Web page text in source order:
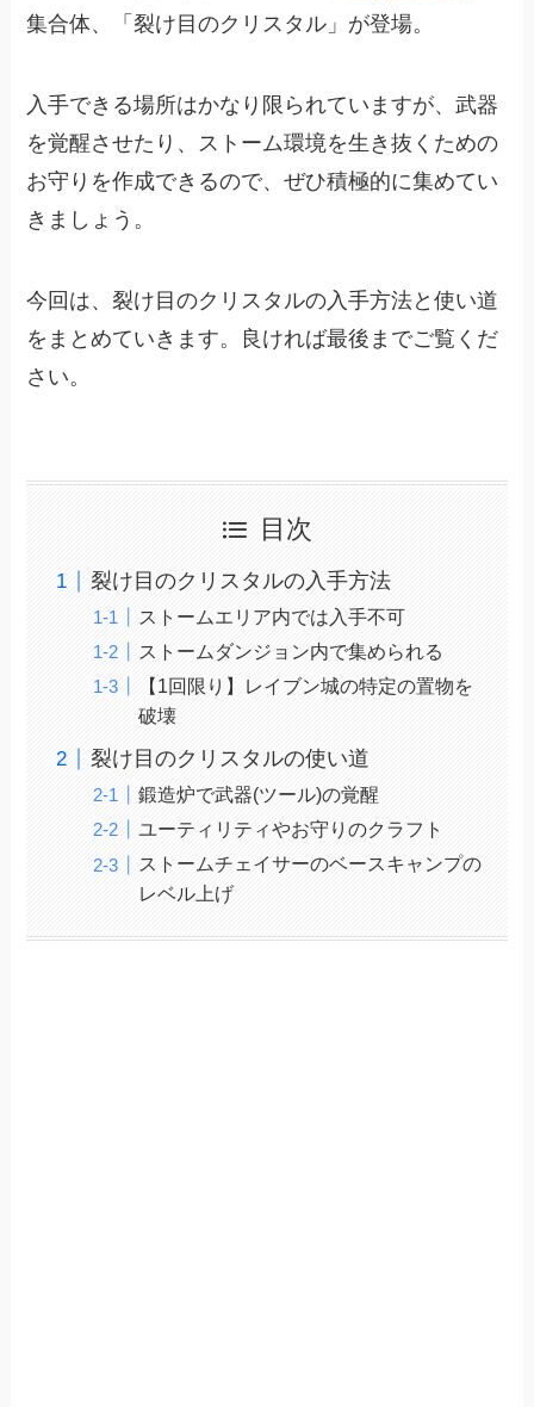
集合体、「裂け目のクリスタル」が登場。
入手できる場所はかなり限られていますが、武器
を覚醒させたり、ストーム環境を生き抜くための
お守りを作成できるので、ぜひ積極的に集めてい
きましょう。
今回は、裂け目のクリスタルの入手方法と使い道
をまとめていきます。良ければ最後までご覧くだ
さい。
目次
裂け目のクリスタルの入手方法
ストームエリア内では入手不可
ストームダンジョン内で集められる
【1回限り】レイブン城の特定の置物を
破壊
裂け目のクリスタルの使い道
鍛造炉で武器(ツール)の覚醒
ユーティリティやお守りのクラフト
ストームチェイサーのベースキャンプの
レベル上げ